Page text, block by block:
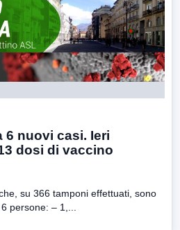
6 nuovi casi. Ieri
dosi di vaccino
su 366 tamponi effettuati, sono
persone: – 1,...